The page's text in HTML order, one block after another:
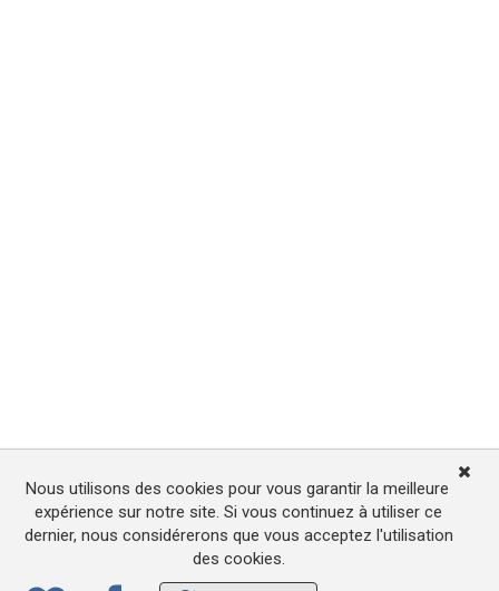
Nous utilisons des cookies pour vous garantir la meilleure
expérience sur notre site. Si vous continuez à utiliser ce
dernier, nous considérerons que vous acceptez l'utilisation
des cookies.